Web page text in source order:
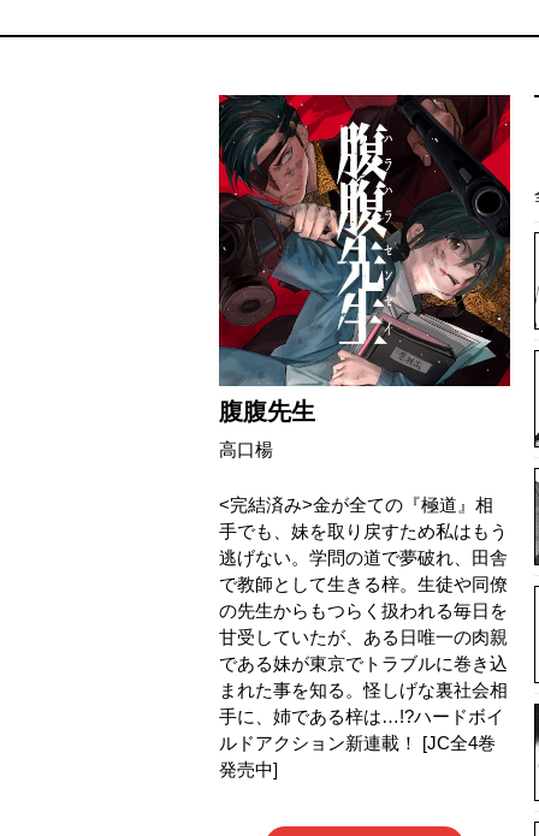
腹腹先生
高口楊
<完結済み>金が全ての『極道』相
手でも、妹を取り戻すため私はもう
逃げない。学問の道で夢破れ、田舎
で教師として生きる梓。生徒や同僚
の先生からもつらく扱われる毎日を
甘受していたが、ある日唯一の肉親
である妹が東京でトラブルに巻き込
まれた事を知る。怪しげな裏社会相
手に、姉である梓は…!?ハードボイ
ルドアクション新連載！ [JC全4巻
発売中]